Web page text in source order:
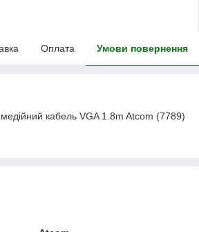
Оплата Умови повернення
кабель VGA 1.8m Atcom (7789)